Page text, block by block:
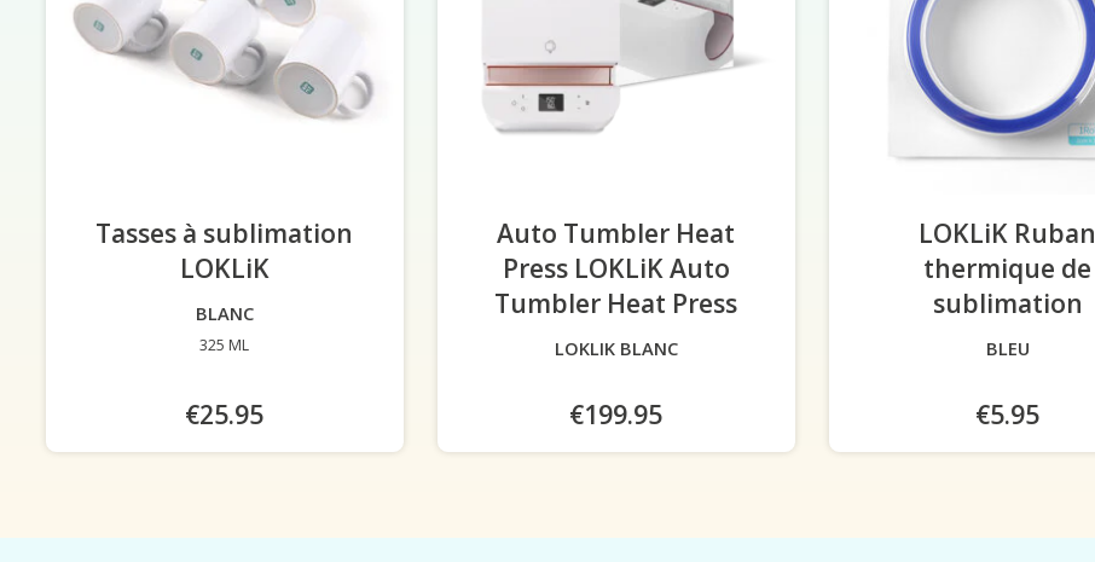
Tasses à sublimation
LOKLiK
BLANC
325 ML
€25.95
Auto Tumbler Heat
Press LOKLiK Auto
Tumbler Heat Press
LOKLIK BLANC
€199.95
LOKLiK Ruban
thermique de
sublimation
BLEU
€5.95